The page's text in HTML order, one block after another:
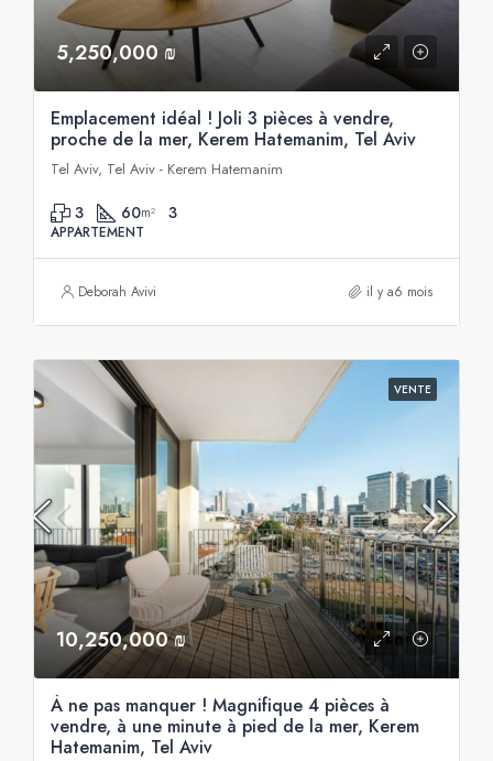
5,250,000 ₪
Emplacement idéal ! Joli 3 pièces à vendre,
proche de la mer, Kerem Hatemanim, Tel Aviv
Tel Aviv, Tel Aviv - Kerem Hatemanim
3 60m² 3
APPARTEMENT
Deborah Avivi il y a6 mois
VENTE
10,250,000 ₪
À ne pas manquer ! Magnifique 4 pièces à
vendre, à une minute à pied de la mer, Kerem
Hatemanim, Tel Aviv